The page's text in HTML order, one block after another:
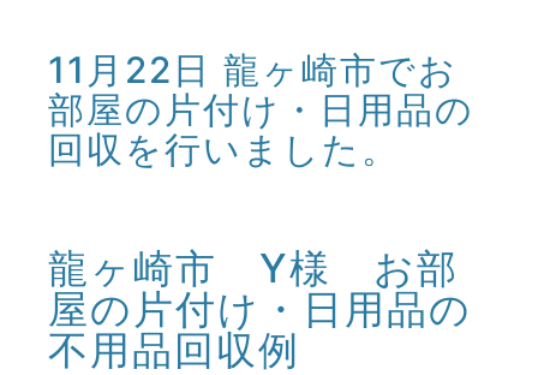
11月22日 龍ヶ崎市でお
部屋の片付け・日用品の
回収を行いました。
龍ヶ崎市 Y様 お部
屋の片付け・日用品の
不用品回収例